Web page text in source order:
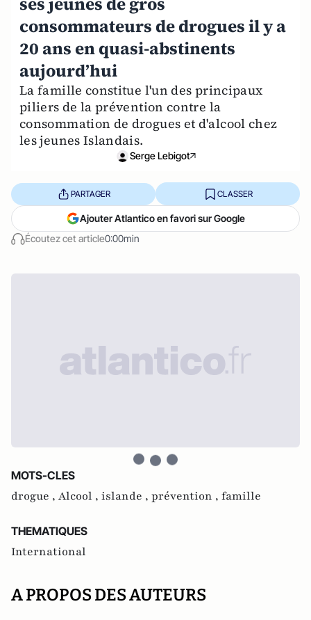
consommateurs de drogues il y a
20 ans en quasi-abstinents
aujourd’hui
La famille constitue l'un des principaux
piliers de la prévention contre la
consommation de drogues et d'alcool chez
les jeunes Islandais.
Serge Lebigot
Écoutez cet article0:00min
PARTAGER CLASSER
Ajouter Atlantico en favori sur Google
MOTS-CLES
drogue , Alcool , islande , prévention , famille
THEMATIQUES
International
A PROPOS DES AUTEURS